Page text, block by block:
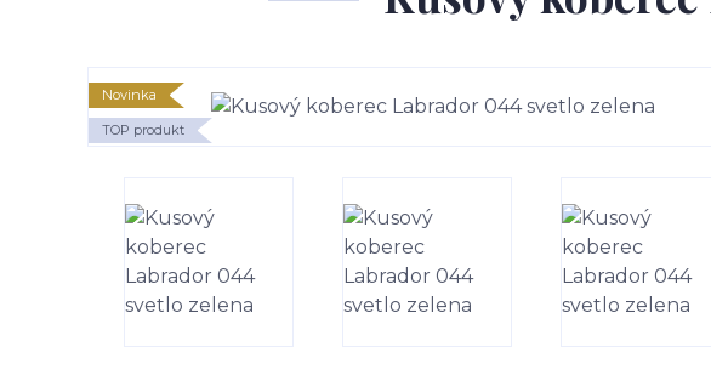
Novinka
TOP produkt